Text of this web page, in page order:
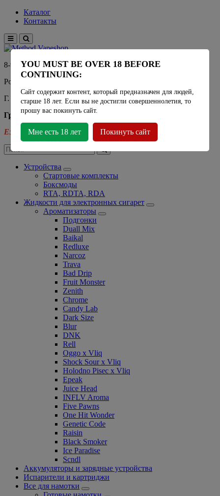
Каталог
Контакты
8-915-450-21-92
Розничный магазин Method Vapeshop
Г. Москва, улица Южнобутовская 36
График работы
Ежедневно - 11:00 - 21:00
Устройства
Стартовые комплекты
Боксмоды
RTA, RDTA, RDA
Жидкости для электронных сигарет
Ароматизаторы
Подгонки
Duall Mix
Baikal
Redluxe
Narcoz
Trava
Bad Drip
Fruit Monster
Zenith
Chrome
Candy Lab
Dark Size
Blur
DNK
Rell
Oggo x Vliq
Shock Sour x Vliq
Holodno Pisec x Vliq
Epeak
Juice Head
INFLV Aroma
Five Pawns
One Hit Wonder
Genetic Code
Raisin
Black Smoker
Ice Paradise
Scndl
Аккумуляторы и зарядные устройства
Испарители и картриджи
Все для намотки
YOU MUST BE OVER 18 BEFORE
CONTINUING:
Сайт содержит контент, который предназначен для людей,
старше 18 лет. Если вы не достигли совершеннолетия, то
прошу вас покинуть сайт.
Мне есть 18 лет Покинуть сайт